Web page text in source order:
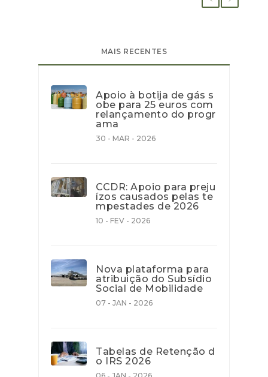
MAIS RECENTES
Apoio à botija de gás s
obe para 25 euros com
relançamento do progr
ama
30 - MAR - 2026
CCDR: Apoio para preju
ízos causados pelas te
mpestades de 2026
10 - FEV - 2026
Nova plataforma para
atribuição do Subsídio
Social de Mobilidade
07 - JAN - 2026
Tabelas de Retenção d
o IRS 2026